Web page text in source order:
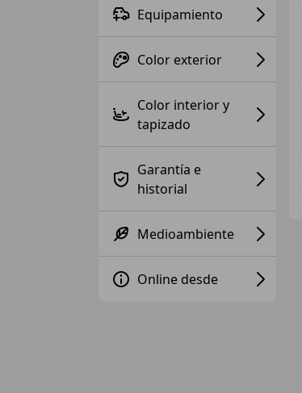
Equipamiento
Color exterior
Color interior y
tapizado
Garantía e
historial
Medioambiente
Online desde